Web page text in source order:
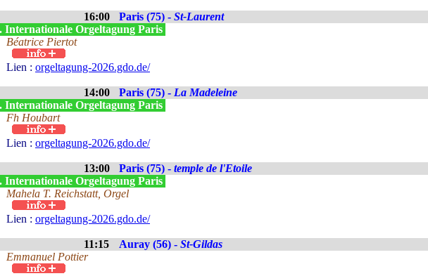
16:00 Paris (75) - St-Laurent
Internationale Orgeltagung Paris
Béatrice Piertot
Lien : orgeltagung-2026.gdo.de/
14:00 Paris (75) - La Madeleine
Internationale Orgeltagung Paris
Fh Houbart
Lien : orgeltagung-2026.gdo.de/
13:00 Paris (75) - temple de l'Etoile
Internationale Orgeltagung Paris
Mahela T. Reichstatt, Orgel
Lien : orgeltagung-2026.gdo.de/
11:15 Auray (56) - St-Gildas
Emmanuel Pottier